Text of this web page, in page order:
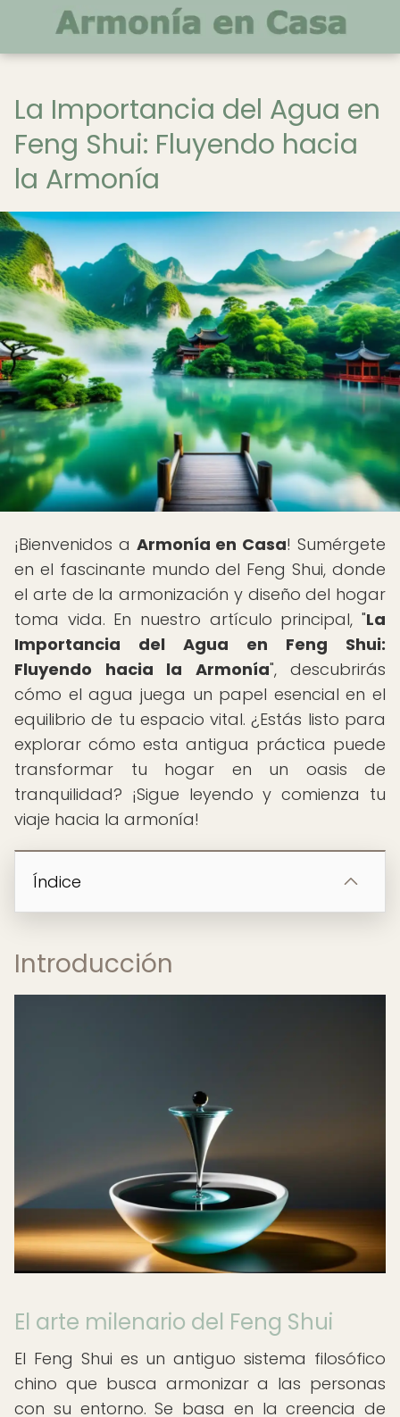
La Importancia del Agua en
Feng Shui: Fluyendo hacia
la Armonía
¡Bienvenidos a Armonía en Casa! Sumérgete
en el fascinante mundo del Feng Shui, donde
el arte de la armonización y diseño del hogar
toma vida. En nuestro artículo principal, "La
Importancia del Agua en Feng Shui:
Fluyendo hacia la Armonía", descubrirás
cómo el agua juega un papel esencial en el
equilibrio de tu espacio vital. ¿Estás listo para
explorar cómo esta antigua práctica puede
transformar tu hogar en un oasis de
tranquilidad? ¡Sigue leyendo y comienza tu
viaje hacia la armonía!
Índice
Introducción
El arte milenario del Feng Shui
El Feng Shui es un antiguo sistema filosófico
chino que busca armonizar a las personas
con su entorno. Se basa en la creencia de